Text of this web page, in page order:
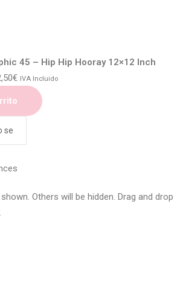
45 – Hip Hip Hooray 12×12 Inch
€ IVA Incluido
Others will be hidden. Drag and drop